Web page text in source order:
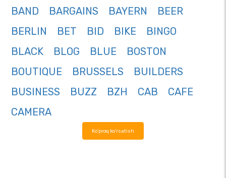
BAND
BARGAINS BAYERN
BEER
BERLIN
BET BID BIKE
BINGO
BLACK
BLOG BLUE
BOSTON
BOUTIQUE
BRUSSELS
BUILDERS
BUSINESS
BUZZ BZH CAB
CAFE
CAMERA
Ko'proq ko'rsatish